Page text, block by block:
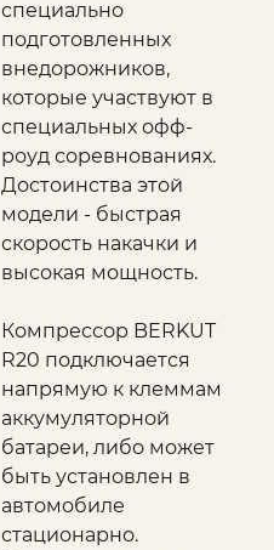
специально
подготовленных
внедорожников,
которые участвуют в
специальных офф-
роуд соревнованиях.
Достоинства этой
модели - быстрая
скорость накачки и
высокая мощность.
Компрессор BERKUT
R20 подключается
напрямую к клеммам
аккумуляторной
батареи, либо может
быть установлен в
автомобиле
стационарно.